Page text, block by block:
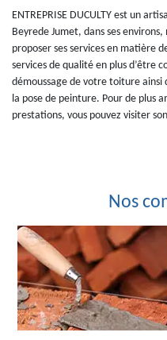
ENTREPRISE DUCULTY est un
Beyrede Jumet, dans ses
proposer ses services en matière
services de qualité en plus d’être
démoussage de votre toiture
la pose de peinture. Pour de plus
prestations, vous pouvez visiter
Nos